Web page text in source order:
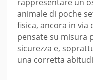
rappresentare un
animale di poche
fisica, ancora in via
pensate su misura
sicurezza e,
una corretta